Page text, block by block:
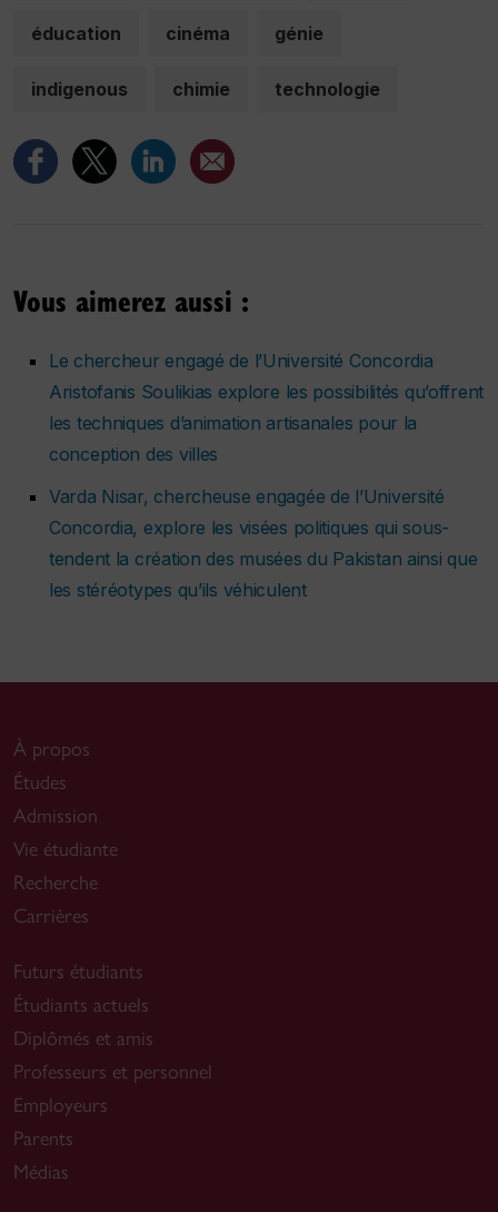
éducation cinéma génie
indigenous chimie technologie
Vous aimerez aussi :
Le chercheur engagé de l’Université Concordia
Aristofanis Soulikias explore les possibilités qu’offrent
les techniques d’animation artisanales pour la
conception des villes
Varda Nisar, chercheuse engagée de l’Université
Concordia, explore les visées politiques qui sous-
tendent la création des musées du Pakistan ainsi que
les stéréotypes qu’ils véhiculent
À propos
Études
Admission
Vie étudiante
Recherche
Carrières
Futurs étudiants
Étudiants actuels
Diplômés et amis
Professeurs et personnel
Employeurs
Parents
Médias